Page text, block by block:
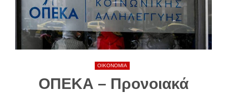
ΟΙΚΟΝΟΜΙΑ
ΟΠΕΚΑ – Προνοιακά